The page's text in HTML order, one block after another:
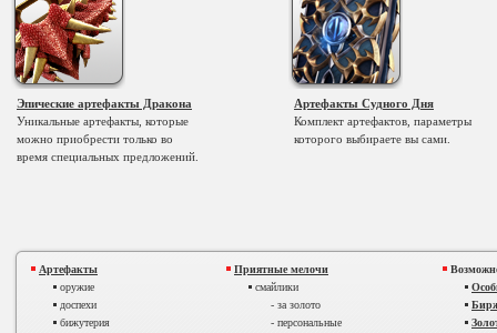
Эпические артефакты Дракона
Уникальные артефакты, которые
можно приобрести только во
время специальных предложений.
Артефакты Судного Дня
Комплект артефактов, параметры
которого выбираете вы сами.
Артефакты
оружие
доспехи
бижутерия
Приятные мелочи
смайлики
- за золото
- персональные